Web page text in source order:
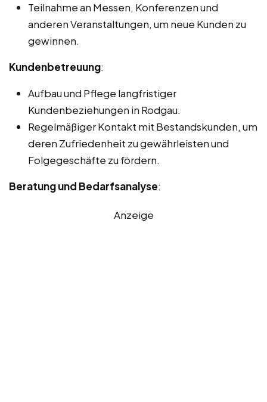
Teilnahme an Messen, Konferenzen und
anderen Veranstaltungen, um neue Kunden zu
gewinnen.
Kundenbetreuung:
Aufbau und Pflege langfristiger
Kundenbeziehungen in Rodgau.
Regelmäßiger Kontakt mit Bestandskunden, um
deren Zufriedenheit zu gewährleisten und
Folgegeschäfte zu fördern.
Beratung und Bedarfsanalyse:
Anzeige